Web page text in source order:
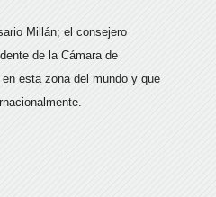
Millán; el consejero
de la Cámara de
esta zona del mundo y que